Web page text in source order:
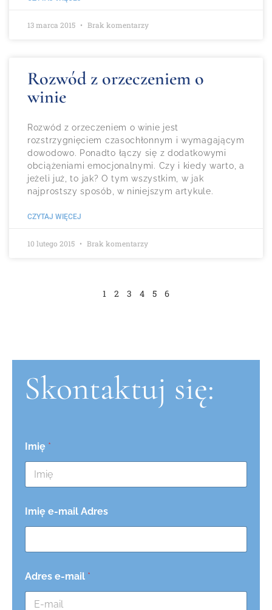
13 marca 2015 Brak komentarzy
Rozwód z orzeczeniem o
winie
Rozwód z orzeczeniem o winie jest
rozstrzygnięciem czasochłonnym i wymagającym
dowodowo. Ponadto łączy się z dodatkowymi
obciążeniami emocjonalnymi. Czy i kiedy warto, a
jeżeli już, to jak? O tym wszystkim, w jak
najprostszy sposób, w niniejszym artykule.
CZYTAJ WIĘCEJ
10 lutego 2015 Brak komentarzy
1 2 3 4 5 6
Skontaktuj się:
Imię *
Imię e-mail Adres
Adres e-mail *